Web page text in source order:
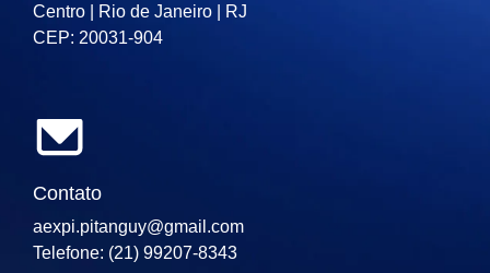
Centro | Rio de Janeiro | RJ
CEP: 20031-904
Contato
aexpi.pitanguy@gmail.com
Telefone: (21) 99207-8343